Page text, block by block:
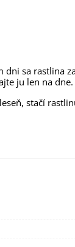
dni sa rastlina
ju len na dne.
stačí